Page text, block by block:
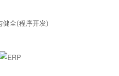
健全(程序开发)